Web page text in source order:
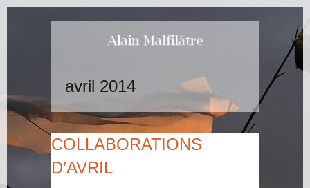
avril 2014
COLLABORATIONS
D’AVRIL